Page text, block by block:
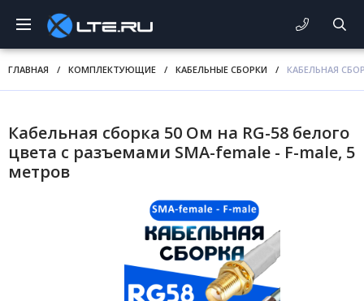
ГЛАВНАЯ / КОМПЛЕКТУЮЩИЕ / КАБЕЛЬНЫЕ СБОРКИ / КАБЕЛЬНАЯ
Кабельная сборка 50 Ом на RG-58 белого
цвета с разъемами SMA-female - F-male, 5
метров